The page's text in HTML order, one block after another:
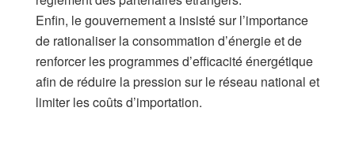
Enfin, le gouvernement a insisté sur l’importance
de rationaliser la consommation d’énergie et de
renforcer les programmes d’efficacité énergétique
afin de réduire la pression sur le réseau national et
limiter les coûts d’importation.